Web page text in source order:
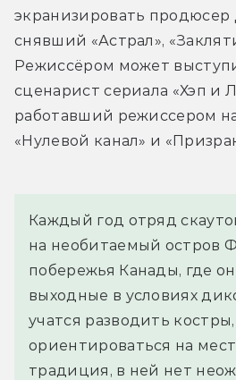
экранизировать
снявший «Астрал»,
Режиссёром может
сценарист сериала «Хэп и
работавший режиссером
«Нулевой канал» и
Каждый год отряд
на необитаемый остров
побережья Канады, где
выходные в условиях
учатся разводить
ориентироваться на
традиция, в ней нет